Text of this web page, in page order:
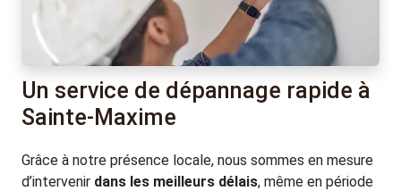
Un service de dépannage rapide à
Sainte-Maxime
Grâce à notre présence locale, nous sommes en mesure
d’intervenir dans les meilleurs délais, même en période